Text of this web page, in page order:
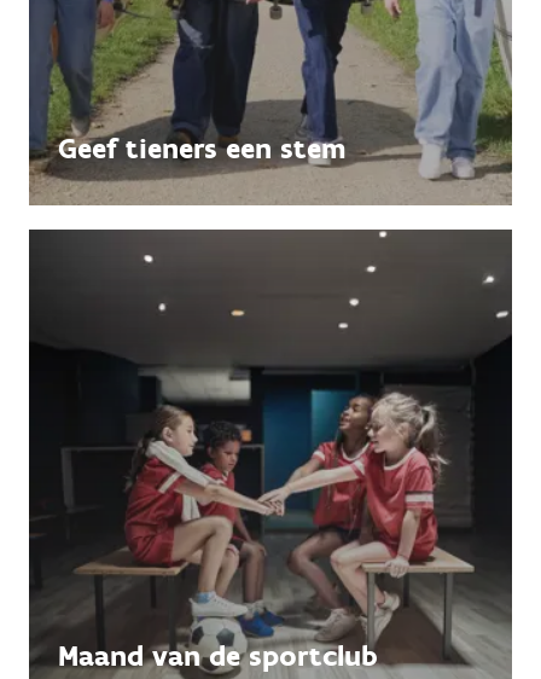
Geef tieners een stem
Maand van de sportclub